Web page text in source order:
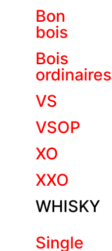
Bon
bois
Bois
ordinaires
VS
VSOP
XO
XXO
WHISKY
Single